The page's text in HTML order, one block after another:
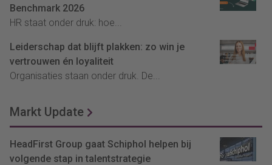
Benchmark 2026
HR staat onder druk: hoe...
Leiderschap dat blijft plakken: zo win je
vertrouwen én loyaliteit
Organisaties staan onder druk. De...
Markt Update
HeadFirst Group gaat Schiphol helpen bij
volgende stap in talentstrategie